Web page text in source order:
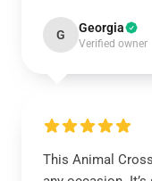
G Georgia
Verified owner
This Animal